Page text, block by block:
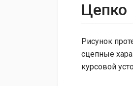
Цепко
Рисунок
сцепные
курсовой